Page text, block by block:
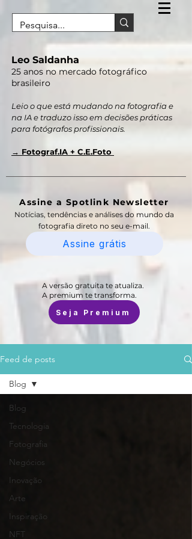
Leo Saldanha
25 anos no mercado fotográfico
brasileiro
Leio o que está mudando na fotografia e
na IA e traduzo isso em decisões práticas
para fotógrafos profissionais.
→ Fotograf.IA + C.E.Foto
Assine a Spotlink Newsletter
Notícias, tendências e análises do mundo da
fotografia direto no seu e-mail.
Assine grátis
A versão gratuita te atualiza.
A premium te transforma.
Seja Premium
Feed de posts
Blog
Tecnologia
Fotografia
Negócios
Inovação
Arte
Inspiração
NFT
Blog